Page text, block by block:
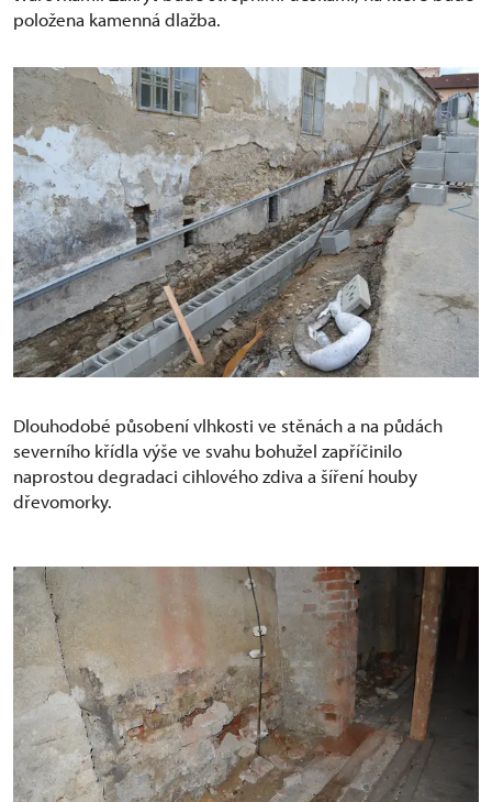
položena kamenná dlažba.
Dlouhodobé působení vlhkosti ve stěnách a na půdách
severního křídla výše ve svahu bohužel zapříčinilo
naprostou degradaci cihlového zdiva a šíření houby
dřevomorky.